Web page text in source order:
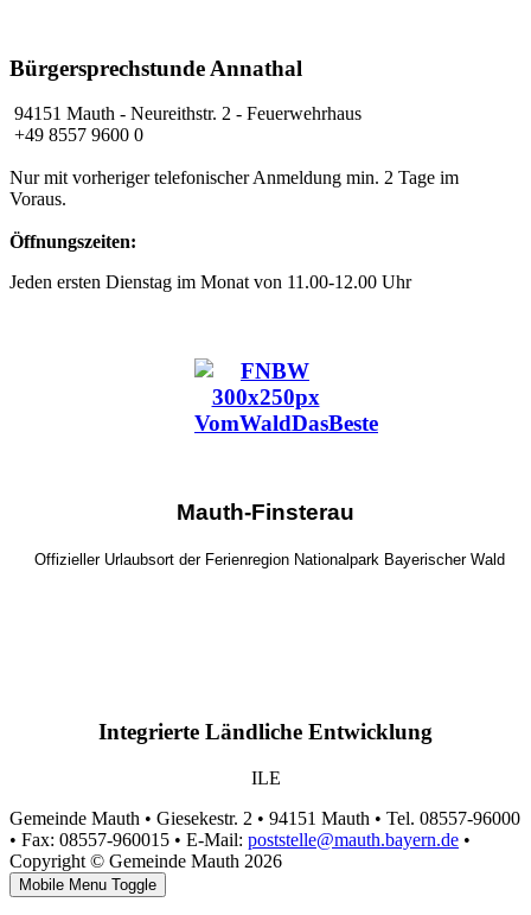
Bürgersprechstunde Annathal
94151 Mauth - Neureithstr. 2 - Feuerwehrhaus
+49 8557 9600 0
Nur mit vorheriger telefonischer Anmeldung min. 2 Tage im
Voraus.
Öffnungszeiten:
Jeden ersten Dienstag im Monat von 11.00-12.00 Uhr
Mauth-Finsterau
Offizieller Urlaubsort der Ferienregion Nationalpark Bayerischer Wald
Integrierte Ländliche Entwicklung
ILE
Gemeinde Mauth • Giesekestr. 2 • 94151 Mauth • Tel. 08557-96000
• Fax: 08557-960015 • E-Mail: poststelle@mauth.bayern.de •
Copyright © Gemeinde Mauth 2026
Mobile Menu Toggle